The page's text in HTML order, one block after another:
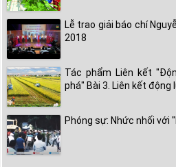
Lễ trao giải báo chí
2018
Tác phẩm Liên kết
phá" Bài 3. Liên kết
Phóng sự: Nhức nhối với